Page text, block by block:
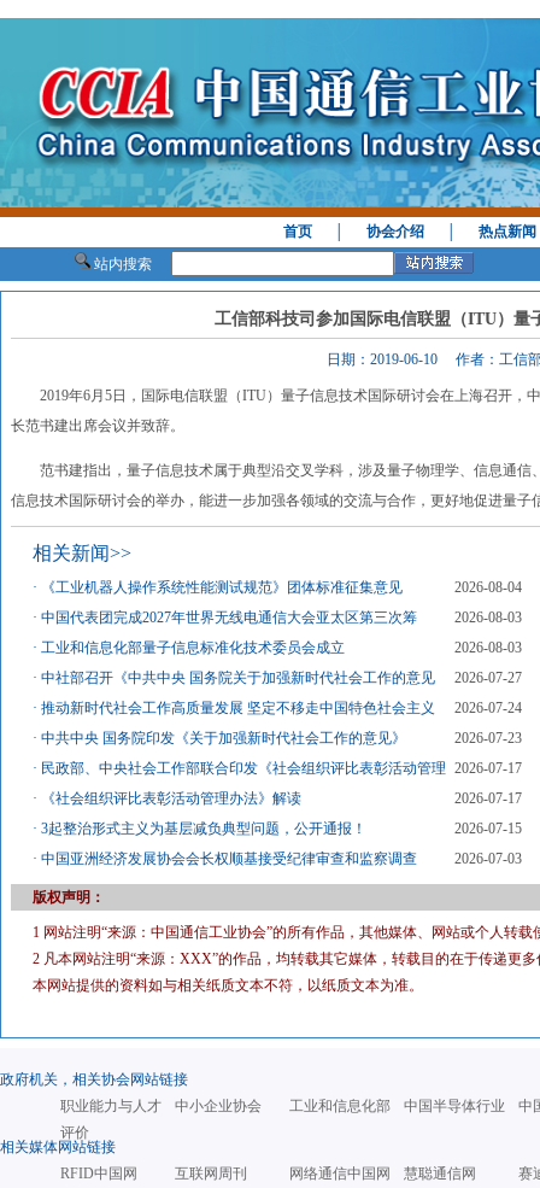
首页 │协会介绍 │热点新闻
站内搜索
工信部科技司参加国际电信联盟（ITU）量
日期：2019-06-10 作者：工信
2019年6月5日，国际电信联盟（ITU）量子信息技术国际研讨会在上海召开，
长范书建出席会议并致辞。
范书建指出，量子信息技术属于典型沿交叉学科，涉及量子物理学、信息通信
信息技术国际研讨会的举办，能进一步加强各领域的交流与合作，更好地促进量子
相关新闻>>
· 《工业机器人操作系统性能测试规范》团体标准征集意见
2026-08-04
·中国代表团完成2027年世界无线电通信大会亚太区第三次筹
2026-08-03
·工业和信息化部量子信息标准化技术委员会成立
2026-08-03
·中社部召开《中共中央 国务院关于加强新时代社会工作的意见
2026-07-27
·推动新时代社会工作高质量发展 坚定不移走中国特色社会主义
2026-07-24
·中共中央 国务院印发《关于加强新时代社会工作的意见》
2026-07-23
· 民政部、中央社会工作部联合印发《社会组织评比表彰活动管理
2026-07-17
·
《社会组织评比表彰活动管理办法》解读
2026-07-17
·3起整治形式主义为基层减负典型问题，公开通报！
2026-07-15
·中国亚洲经济发展协会会长权顺基接受纪律审查和监察调查 2026-07-03
版权声明：
1 网站注明“来源：中国通信工业协会”的所有作品，其他媒体、网站或个人转
2 凡本网站注明“来源：XXX”的作品，均转载其它媒体，转载目的在于传递更
本网站提供的资料如与相关纸质文本不符，以纸质文本为准。
政府机关，相关协会网站链接
职业能力与人才
评价
中小企业协会 工业和信息化部 中国半导体行业 中
相关媒体网站链接
RFID中国网
互联网周刊 网络通信中国网 慧聪通信网 赛